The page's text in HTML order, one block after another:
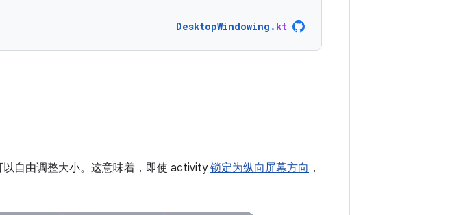
DesktopWindowing . kt
自由调整大小。这意味着，即使 activity锁定为纵向屏幕方向 ，